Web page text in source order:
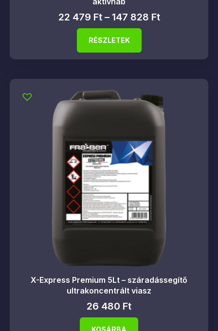
22 479 Ft – 147 828 Ft
RÉSZLETEK
X-Express Premium 5Lt – száradássegítő
ultrakoncentrált viasz
26 480 Ft
KOSÁRBA